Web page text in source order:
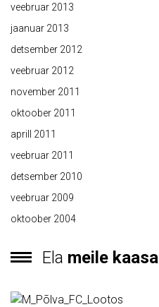
veebruar 2013
jaanuar 2013
detsember 2012
veebruar 2012
november 2011
oktoober 2011
aprill 2011
veebruar 2011
detsember 2010
veebruar 2009
oktoober 2004
Ela meile kaasa